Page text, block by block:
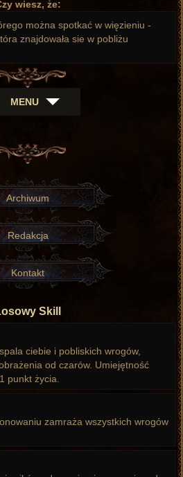
wiesz, że:
można spotkać w więzieniu -
znajdowała sie w pobliżu
MENU
Archiwum
Redakcja
Kontakt
Skill
ciebie i pobliskich wrogów,
od czarów. Umiejętność
punkt życia.
zamraża wszystkich wrogów